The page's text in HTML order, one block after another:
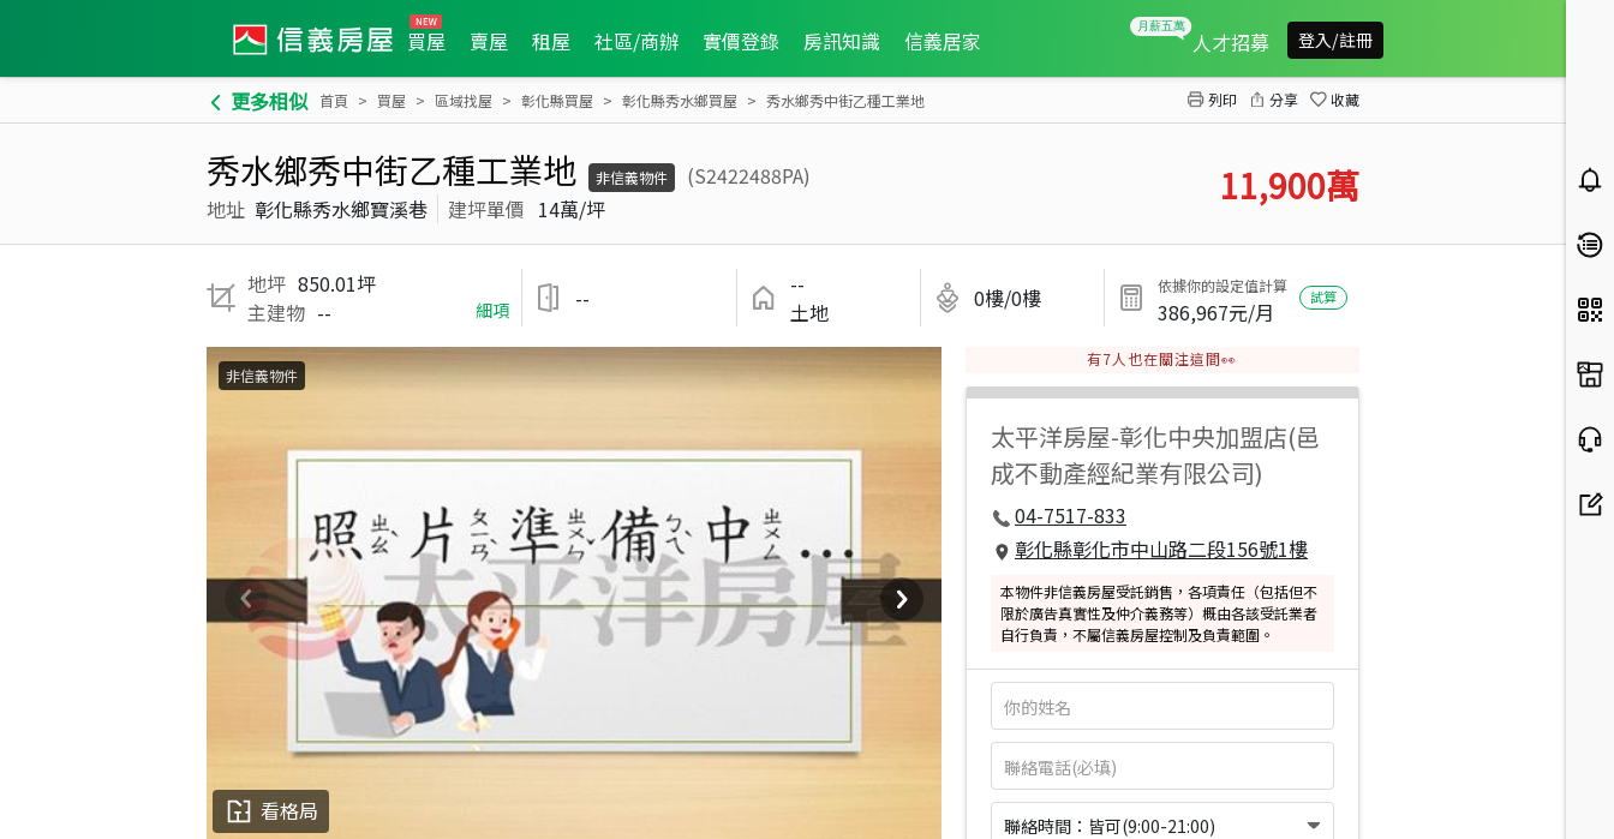
買屋 賣屋 租屋 社區/商辦 實價登錄 房訊知識 信義居家 人才招募 登入/註冊
更多相似 首頁 買屋 區域找屋 彰化縣買屋 彰化縣秀水鄉買屋 秀水鄉秀中街乙種工業地 列印 分享 收藏
秀水鄉秀中街乙種工業地 非信義物件
(S2422488PA)
地址 彰化縣秀水鄉寶溪巷 建坪單價 14萬/坪 11,900萬
地坪 850.01坪
主建物 -- 細項 --
--
土地
0樓/0樓 依據你的設定值計算
386,967元/月
試算
看格局
非信義物件
有7人也在關注這間👀
太平洋房屋-彰化中央加盟店(邑
成不動產經紀業有限公司)
04-7517-833
彰化縣彰化市中山路二段156號1樓
本物件非信義房屋受託銷售，各項責任（包括但不
限於廣告真實性及仲介義務等）概由各該受託業者
自行負責，不屬信義房屋控制及負責範圍。
聯絡時間：皆可(9:00-21:00)